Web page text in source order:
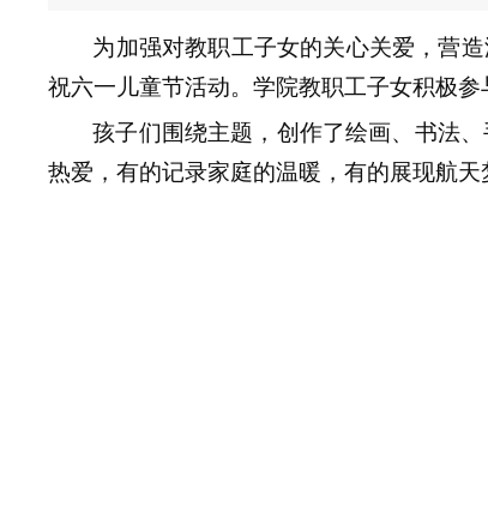
为加强对教职工子女的关心关爱，营
祝六一儿童节活动。学院教职工子女积极参
孩子们围绕主题，创作了绘画、书法
热爱，有的记录家庭的温暖，有的展现航